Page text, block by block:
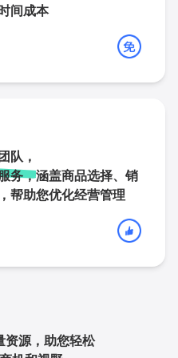
间成本
队，
务，涵盖商品选择、销
帮助您优化经营管理
资源，助您轻松